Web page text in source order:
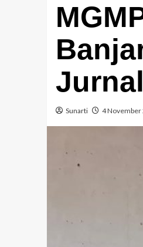
Sunarti 4 November